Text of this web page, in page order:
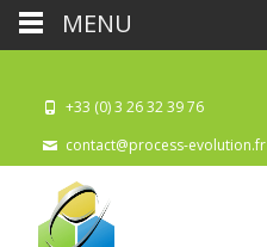
+33 (0) 3 26 32 39 76
contact@process-evolution.fr
MENU